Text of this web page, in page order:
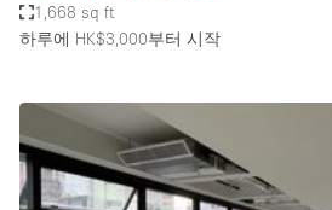
Warehouse
공간 기능
Air Conditioning
Animals Friendly
1,668 sq ft
하루에 HK$3,000부터 시작